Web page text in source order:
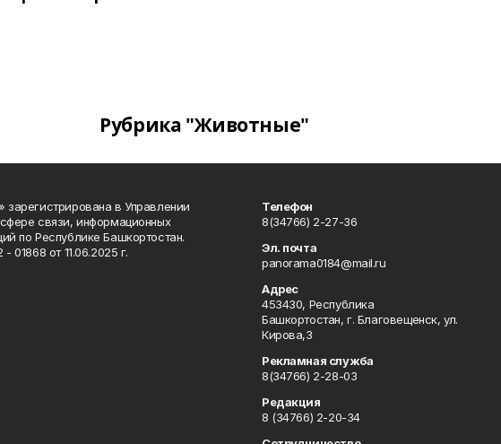
Рубрика "Животные"
в Управлении
связи, информационных
по Республике Башкортостан.
от 11.06.2025 г.
Телефон
8(34766) 2-27-36
Эл. почта
panorama0184@mail.ru
Адрес
453430, Республика
Башкортостан, г. Благовещенск, ул.
Кирова,3
Рекламная служба
8(34766) 2-28-03
Редакция
8 (34766) 2-20-34